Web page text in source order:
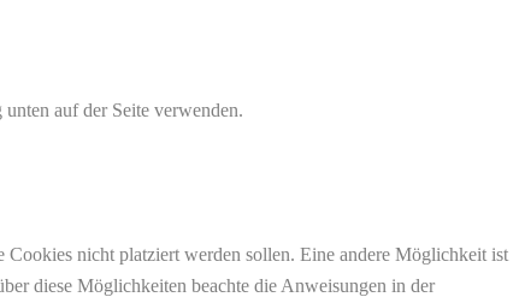
auf der Seite verwenden.
nicht platziert werden sollen. Eine andere Möglichkeit ist
diese Möglichkeiten beachte die Anweisungen in der